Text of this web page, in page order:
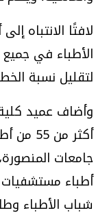
لافتًا الانتباه
الأطباء في
لتقليل نسبة
وأضاف عميد
أكثر
جامعات
أطباء
شباب الأطباء